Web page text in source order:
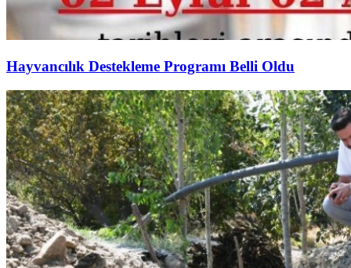
Hayvancılık Destekleme Programı Belli Oldu